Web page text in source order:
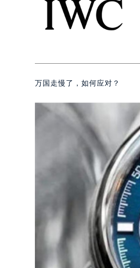
万国走慢了，如何应对？